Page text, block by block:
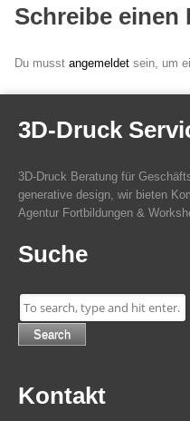
Schreibe einen
Du musst angemeldet sein, um
3D-Druck
3D-Druck Beratung für
generative design, wir bieten
Agentur Fortbildungen &
Suche
Search
Kontakt